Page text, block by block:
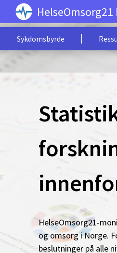
Sykdomsbyrde
HelseOmsorg21-
og omsorg i Norge.
beslutninger på alle